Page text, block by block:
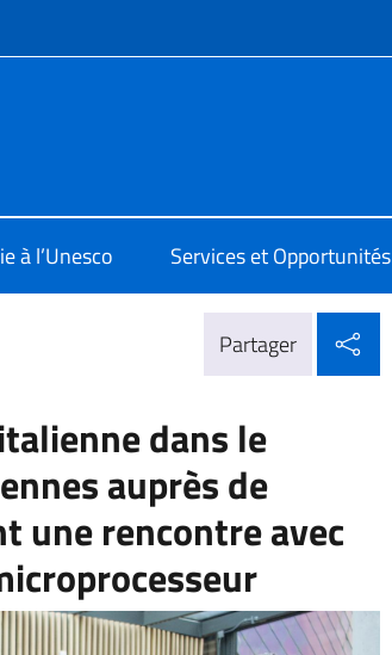
presso l’UNESCO Parigi
à l’Unesco Services et Opportunités
Partager
dans le
auprès de
une rencontre avec